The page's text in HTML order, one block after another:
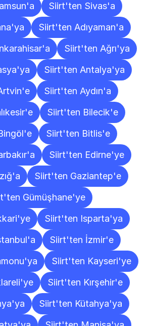
Siirt'ten Sivas'a
Siirt'ten Adıyaman'a
Siirt'ten Ağrı'ya
Siirt'ten Antalya'ya
Siirt'ten Aydın'a
Siirt'ten Bilecik'e
Siirt'ten Bitlis'e
Siirt'ten Edirne'ye
Siirt'ten Gaziantep'e
Gümüşhane'ye
Siirt'ten Isparta'ya
Siirt'ten İzmir'e
Siirt'ten Kayseri'ye
Siirt'ten Kırşehir'e
Siirt'ten Kütahya'ya